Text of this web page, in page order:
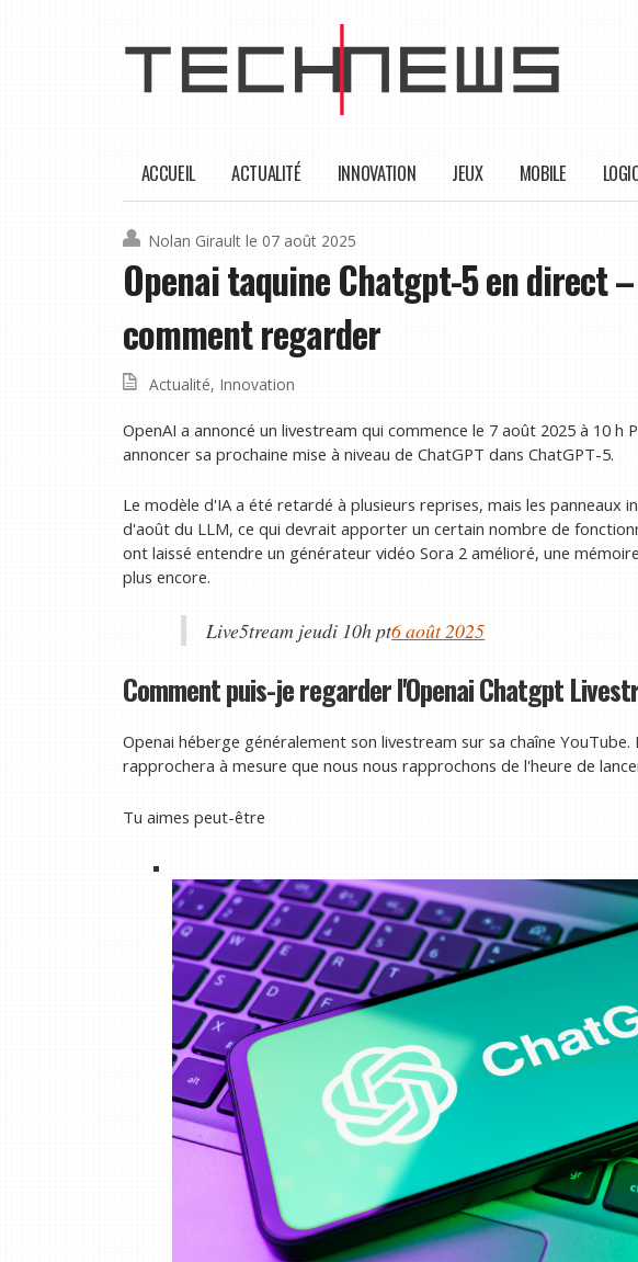
ACCUEIL ACTUALITÉ INNOVATION JEUX MOBILE
Nolan Girault le 07 août 2025
Openai taquine Chatgpt-5 en direct
comment regarder
Actualité, Innovation
OpenAI a annoncé un livestream qui commence le 7 août 2025 à 10 h
annoncer sa prochaine mise à niveau de ChatGPT dans ChatGPT-5.
Le modèle d'IA a été retardé à plusieurs reprises, mais les panneaux
d'août du LLM, ce qui devrait apporter un certain nombre de
ont laissé entendre un générateur vidéo Sora 2 amélioré, une
plus encore.
Live5tream jeudi 10h pt6 août 2025
Comment puis-je regarder l'Openai Chatgpt
Openai héberge généralement son livestream sur sa chaîne YouTube.
rapprochera à mesure que nous nous rapprochons de l'heure de
Tu aimes peut-être